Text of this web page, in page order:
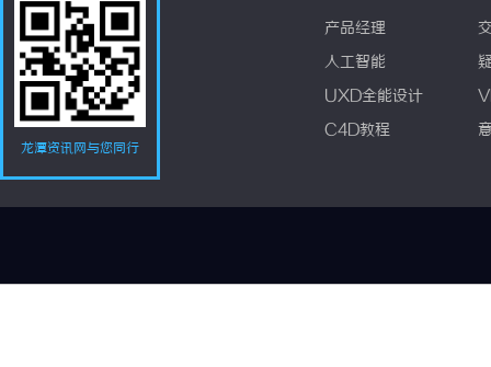
龙潭资讯网与您同行
产品经理
人工智能
UXD全能设计
C4D教程